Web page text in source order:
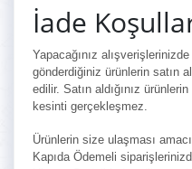
İade
Yapacağınız
gönderdiğiniz ürünlerin satın
edilir. Satın aldığınız
kesinti gerçekleşmez.
Ürünlerin size ulaşması
Kapıda Ödemeli